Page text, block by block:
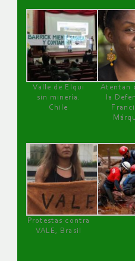
Valle de Elqui
sin minería.
Chile
Atentan
la
Protestas contra
VALE, Brasil